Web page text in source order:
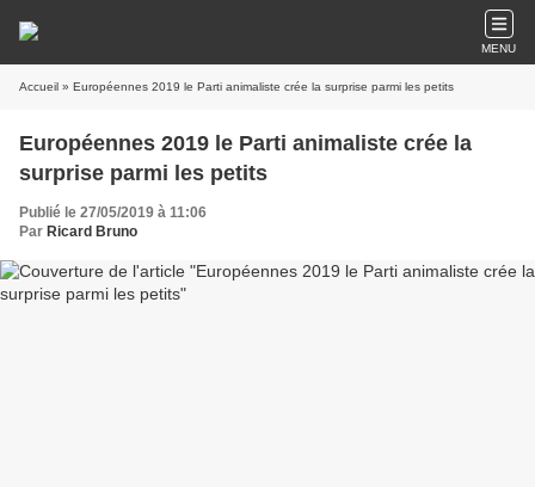
MENU
Accueil » Européennes 2019 le Parti animaliste crée la surprise parmi les petits
Européennes 2019 le Parti animaliste crée la
surprise parmi les petits
Publié le 27/05/2019 à 11:06
Par Ricard Bruno